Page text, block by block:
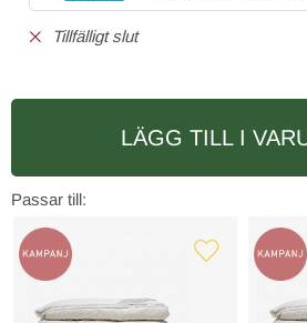
Tillfälligt slut
LÄGG TILL I
Passar till: